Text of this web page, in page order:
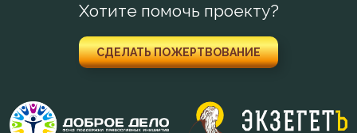
Исповедь
Истина
Хотите помочь проекту?
СДЕЛАТЬ ПОЖЕРТВОВАНИЕ